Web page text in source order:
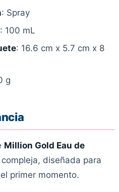
: Spray
: 100 mL
: 16.6 cm x 5.7 cm x 8
g
Million Gold Eau de
diseñada para
primer momento.